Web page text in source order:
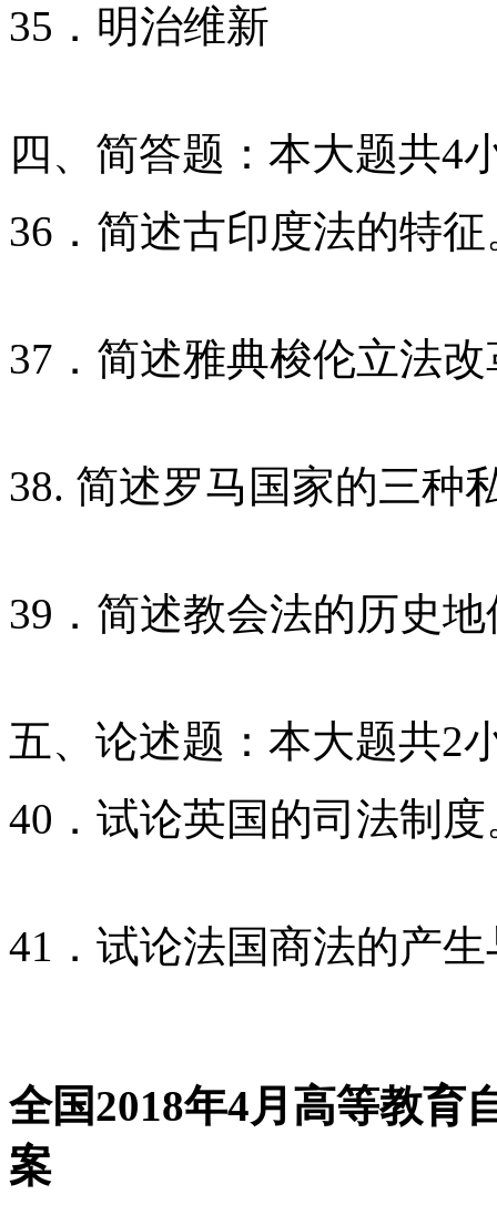
35．明治维新
四、简答题：本大题共4
36．简述古印度法的特征
37．简述雅典梭伦立法
38. 简述罗马国家的三种
39．简述教会法的历史
五、论述题：本大题共2
40．试论英国的司法制度
41．试论法国商法的产
全国2018年4月高等教育
案